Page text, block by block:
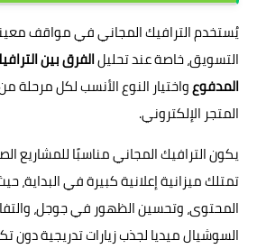
يُستخدم الترافيك المجاني في مواقف
التسويق، خاصة عند تحليلالفرق بين
المدفوعواختيار النوع الأنسب لكل مرحلة
المتجر الإلكتروني.
يكون الترافيك المجاني مناسبًا للمشاريع
تمتلك ميزانية إعلانية كبيرة في البداية،
المحتوى، وتحسين الظهور في جوجل،
السوشيال ميديا لجذب زيارات تدريجية دون